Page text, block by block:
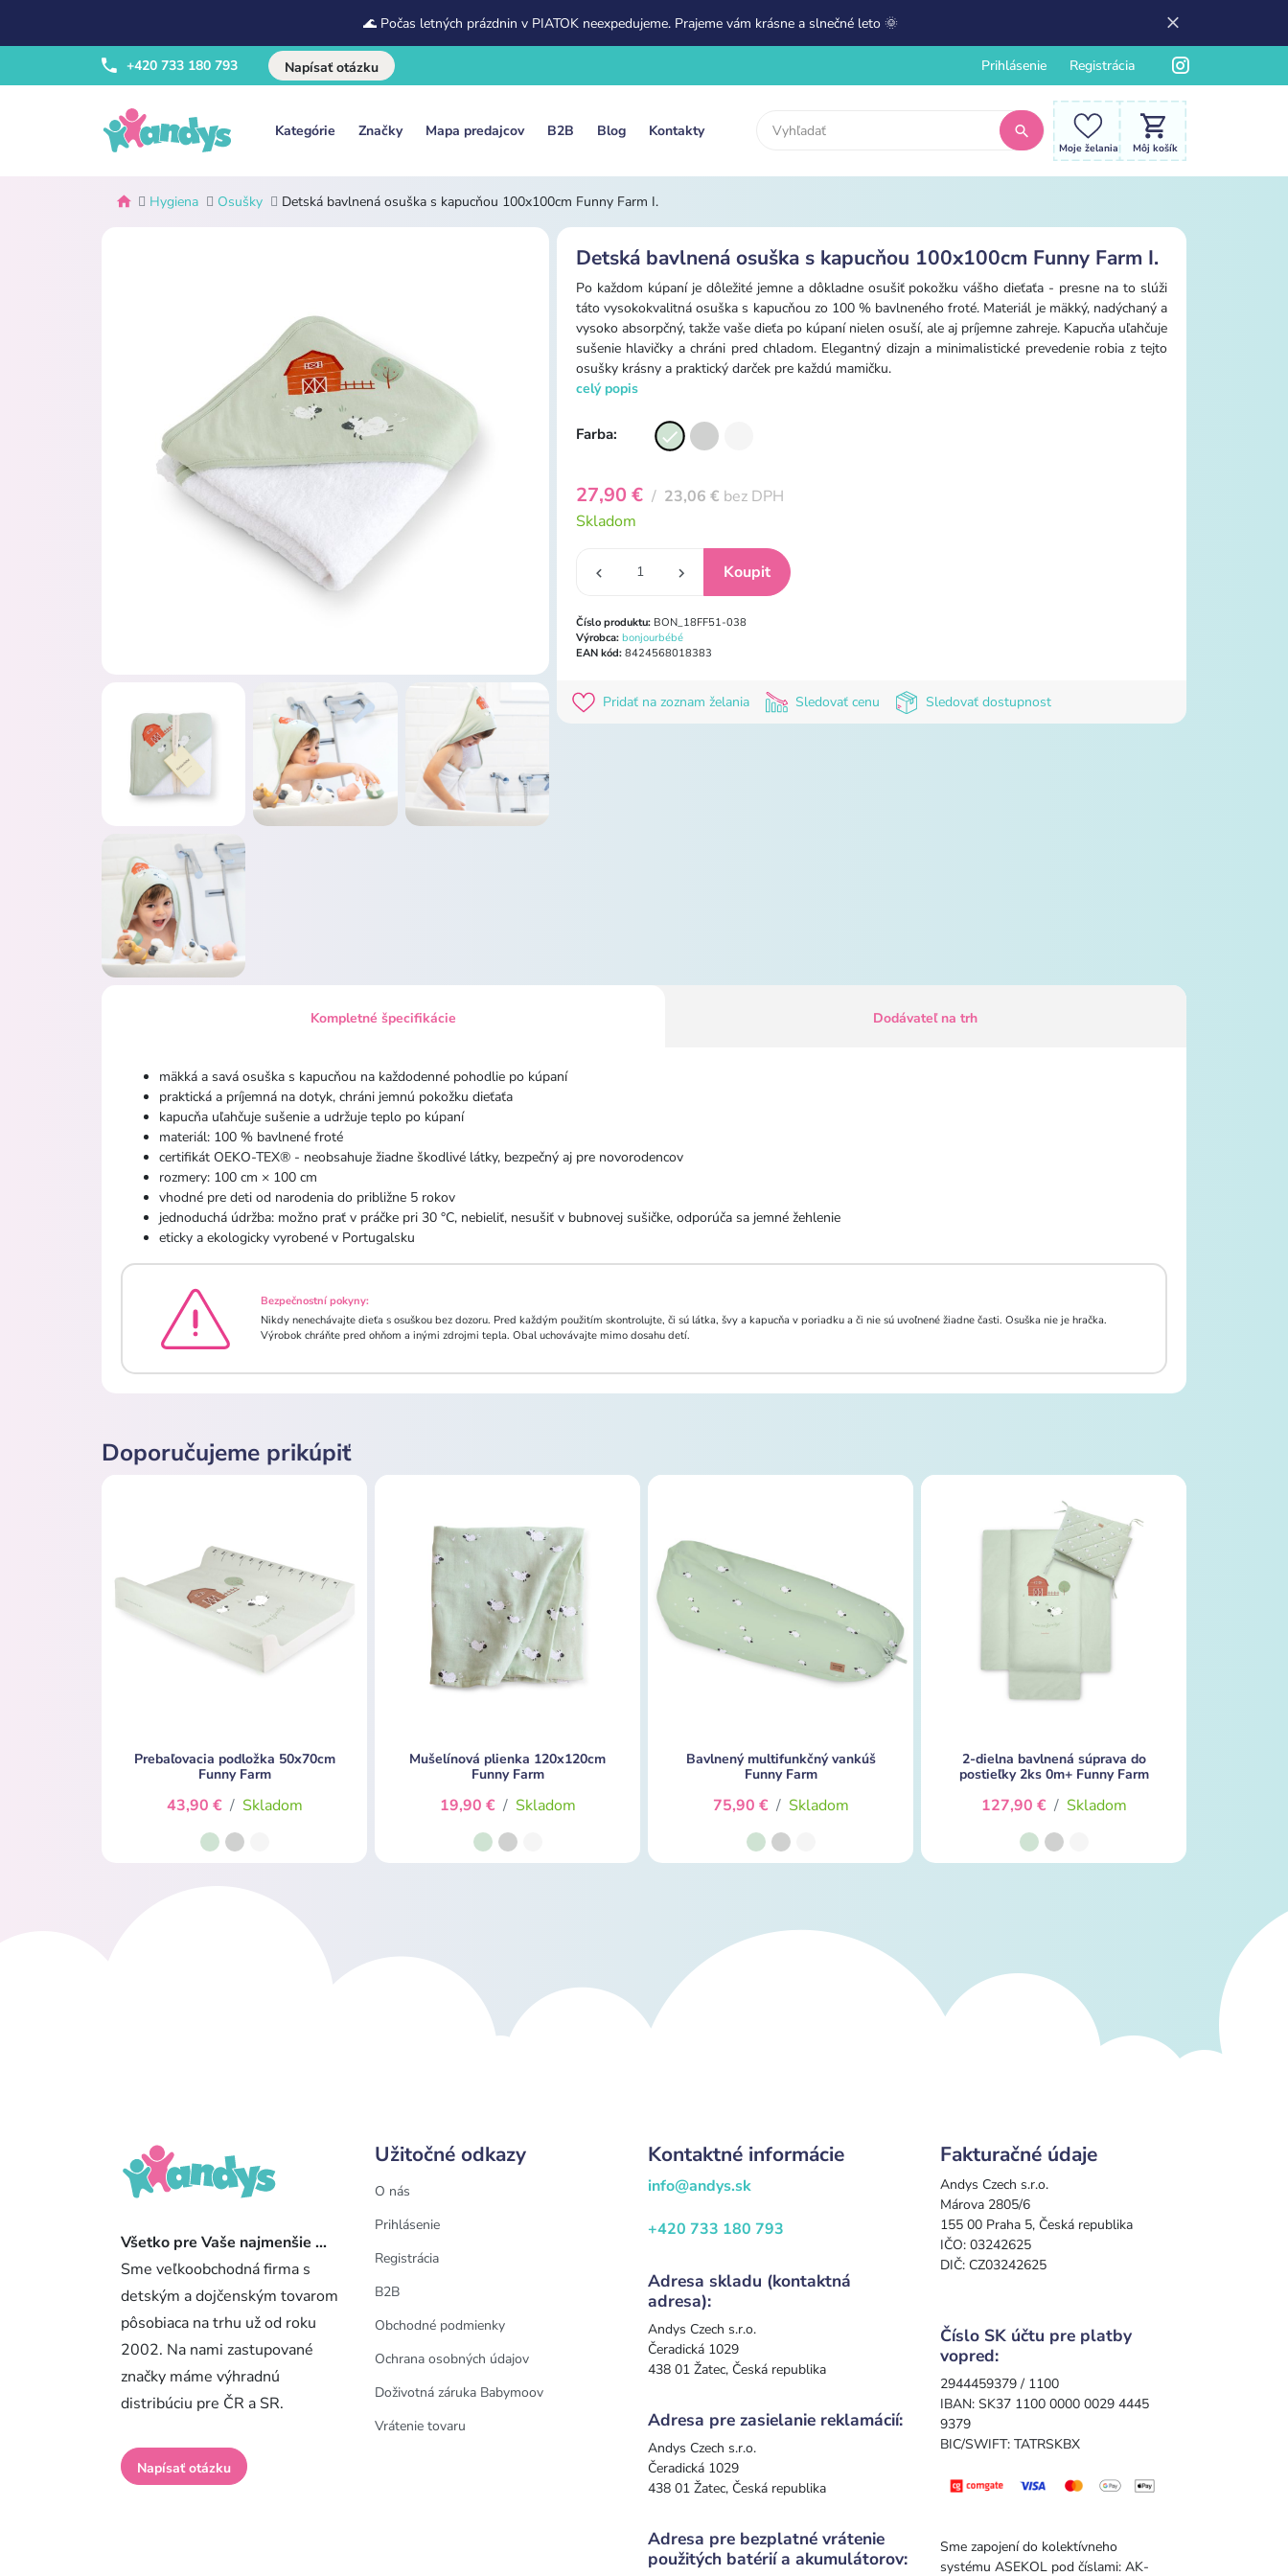
🌊 Počas letných prázdnin v PIATOK neexpedujeme. Prajeme vám krásne a slnečné leto 🌞
+420 733 180 793 Napísať otázku Prihlásenie Registrácia
Kategórie Značky Mapa predajcov B2B Blog Kontakty
Moje želania Môj košík
Hygiena Osušky Detská bavlnená osuška s kapucňou 100x100cm Funny Farm I.
Detská bavlnená osuška s kapucňou 100x100cm Funny Farm I.
Po každom kúpaní je dôležité jemne a dôkladne osušiť pokožku vášho dieťaťa - presne na to slúži
táto vysokokvalitná osuška s kapucňou zo 100 % bavlneného froté. Materiál je mäkký, nadýchaný a
vysoko absorpčný, takže vaše dieťa po kúpaní nielen osuší, ale aj príjemne zahreje. Kapucňa uľahčuje
sušenie hlavičky a chráni pred chladom. Elegantný dizajn a minimalistické prevedenie robia z tejto
osušky krásny a praktický darček pre každú mamičku.
celý popis
Farba:
27,90 € / 23,06 € bez DPH
Skladom
Číslo produktu: BON_18FF51-038
Výrobca: bonjourbébé
EAN kód: 8424568018383
Pridať na zoznam želania Sledovať cenu Sledovať dostupnost
Kompletné špecifikácie Dodávateľ na trh
mäkká a savá osuška s kapucňou na každodenné pohodlie po kúpaní
praktická a príjemná na dotyk, chráni jemnú pokožku dieťaťa
kapucňa uľahčuje sušenie a udržuje teplo po kúpaní
materiál: 100 % bavlnené froté
certifikát OEKO-TEX® - neobsahuje žiadne škodlivé látky, bezpečný aj pre novorodencov
rozmery: 100 cm × 100 cm
vhodné pre deti od narodenia do približne 5 rokov
jednoduchá údržba: možno prať v práčke pri 30 °C, nebieliť, nesušiť v bubnovej sušičke, odporúča sa jemné žehlenie
eticky a ekologicky vyrobené v Portugalsku
Bezpečnostní pokyny:
Nikdy nenechávajte dieťa s osuškou bez dozoru. Pred každým použitím skontrolujte, či sú látka, švy a kapucňa v poriadku a či nie sú uvoľnené žiadne časti. Osuška nie je hračka.
Výrobok chráňte pred ohňom a inými zdrojmi tepla. Obal uchovávajte mimo dosahu detí.
Doporučujeme prikúpiť
Prebaľovacia podložka 50x70cm
Funny Farm
43,90 € / Skladom
Mušelínová plienka 120x120cm
Funny Farm
19,90 € / Skladom
Bavlnený multifunkčný vankúš
Funny Farm
75,90 € / Skladom
2-dielna bavlnená súprava do
postieľky 2ks 0m+ Funny Farm
127,90 € / Skladom
Všetko pre Vaše najmenšie ...
Sme veľkoobchodná firma s
detským a dojčenským tovarom
pôsobiaca na trhu už od roku
2002. Na nami zastupované
značky máme výhradnú
distribúciu pre ČR a SR.
Napísať otázku
Užitočné odkazy
O nás
Prihlásenie
Registrácia
B2B
Obchodné podmienky
Ochrana osobných údajov
Doživotná záruka Babymoov
Vrátenie tovaru
Kontaktné informácie
info@andys.sk
+420 733 180 793
Adresa skladu (kontaktná
adresa):
Andys Czech s.r.o.
Čeradická 1029
438 01 Žatec, Česká republika
Adresa pre zasielanie reklamácií:
Andys Czech s.r.o.
Čeradická 1029
438 01 Žatec, Česká republika
Adresa pre bezplatné vrátenie
použitých batérií a akumulátorov:
Fakturačné údaje
Andys Czech s.r.o.
Márova 2805/6
155 00 Praha 5, Česká republika
IČO: 03242625
DIČ: CZ03242625
Číslo SK účtu pre platby
vopred:
2944459379 / 1100
IBAN: SK37 1100 0000 0029 4445
9379
BIC/SWIFT: TATRSKBX
Sme zapojení do kolektívneho
systému ASEKOL pod číslami: AK-